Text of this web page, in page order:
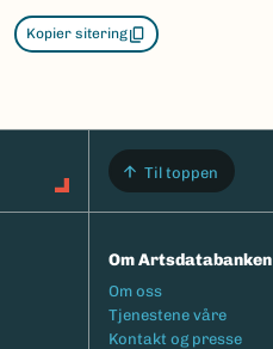
Kopier sitering
Til toppen
Om Artsdatabanken
Footermeny
Om oss
Tjenestene våre
Kontakt og presse